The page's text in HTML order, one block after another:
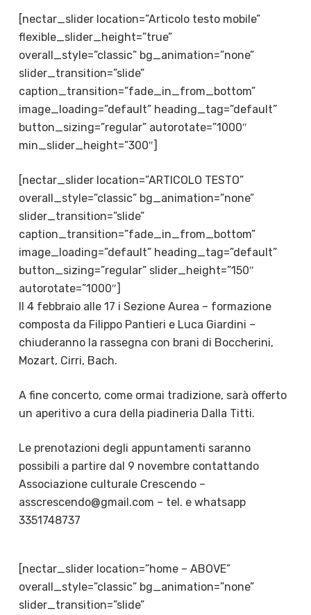
[nectar_slider location=”Articolo testo mobile”
flexible_slider_height=”true”
overall_style=”classic” bg_animation=”none”
slider_transition=”slide”
caption_transition=”fade_in_from_bottom”
image_loading=”default” heading_tag=”default”
button_sizing=”regular” autorotate=”1000″
min_slider_height=”300″]
[nectar_slider location=”ARTICOLO TESTO”
overall_style=”classic” bg_animation=”none”
slider_transition=”slide”
caption_transition=”fade_in_from_bottom”
image_loading=”default” heading_tag=”default”
button_sizing=”regular” slider_height=”150″
autorotate=”1000″]
Il 4 febbraio alle 17 i Sezione Aurea – formazione
composta da Filippo Pantieri e Luca Giardini –
chiuderanno la rassegna con brani di Boccherini,
Mozart, Cirri, Bach.
A fine concerto, come ormai tradizione, sarà offerto
un aperitivo a cura della piadineria Dalla Titti.
Le prenotazioni degli appuntamenti saranno
possibili a partire dal 9 novembre contattando
Associazione culturale Crescendo –
asscrescendo@gmail.com – tel. e whatsapp
3351748737
[nectar_slider location=”home – ABOVE”
overall_style=”classic” bg_animation=”none”
slider_transition=”slide”